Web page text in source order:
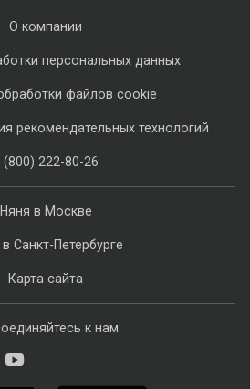
Няня в Москве
Санкт-Петербурге
Карта сайта
О компании
персональных данных
файлов cookie
рекомендательных технологий
(800) 222-80-26
к нам: